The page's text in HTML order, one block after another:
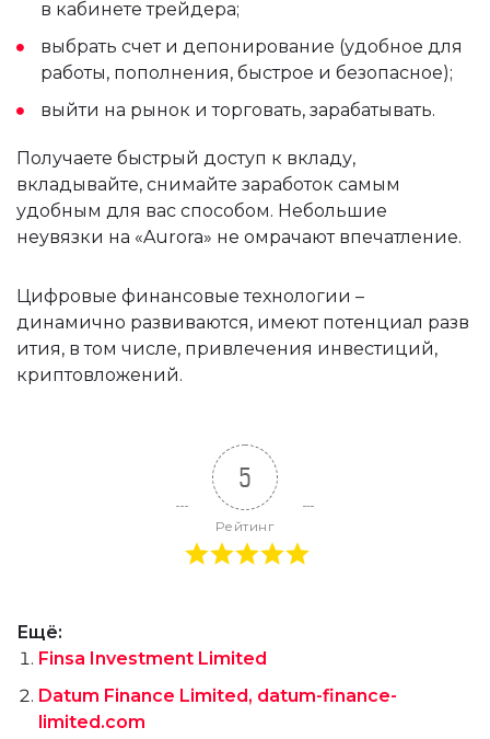
в кабинете трейдера;
выбрать счет и депонирование (удобное для
работы, пополнения, быстрое и безопасное);
выйти на рынок и торговать, зарабатывать.
Получаете быстрый доступ к вкладу,
вкладывайте, снимайте заработок самым
удобным для вас способом. Небольшие
неувязки на «Aurora» не омрачают впечатление.
Цифровые финансовые технологии –
динамично развиваются, имеют потенциал разв
ития, в том числе, привлечения инвестиций,
криптовложений.
5
Рейтинг
Ещё:
Finsa Investment Limited
Datum Finance Limited, datum-finance-
limited.com